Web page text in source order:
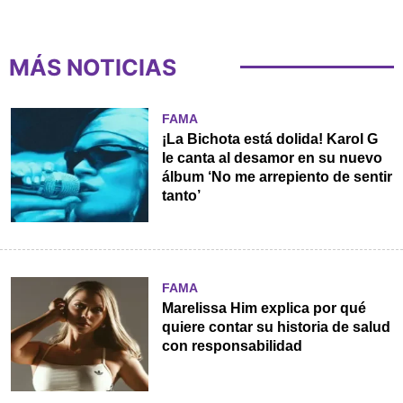
MÁS NOTICIAS
FAMA
¡La Bichota está dolida! Karol G
le canta al desamor en su nuevo
álbum ‘No me arrepiento de sentir
tanto’
FAMA
Marelissa Him explica por qué
quiere contar su historia de salud
con responsabilidad